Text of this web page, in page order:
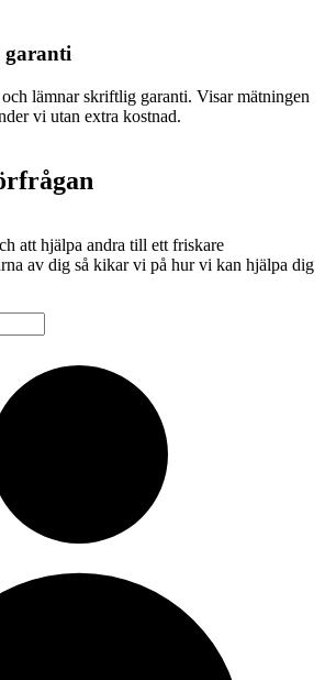
garanti
lämnar skriftlig garanti. Visar mätningen
vi utan extra kostnad.
att hjälpa andra till ett friskare
av dig så kikar vi på hur vi kan hjälpa dig